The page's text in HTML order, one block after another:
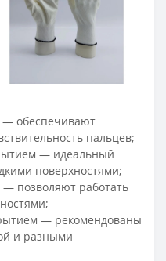
— обеспечивают
пальцев;
— идеальный
поверхностями;
— позволяют работать
— рекомендованы
и разными